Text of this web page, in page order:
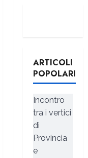
ARTICOLI
POPOLARI
Incontro
tra i vertici
di
Provincia
e